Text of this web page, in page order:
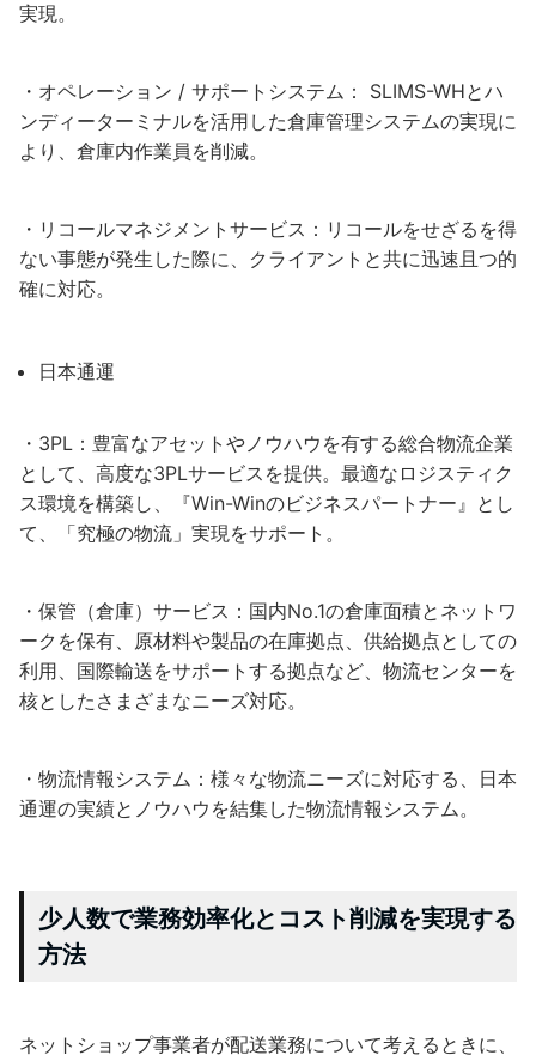
実現。
・オペレーション / サポートシステム： SLIMS-WHとハ
ンディーターミナルを活用した倉庫管理システムの実現に
より、倉庫内作業員を削減。
・リコールマネジメントサービス：リコールをせざるを得
ない事態が発生した際に、クライアントと共に迅速且つ的
確に対応。
日本通運
・3PL：豊富なアセットやノウハウを有する総合物流企業
として、高度な3PLサービスを提供。最適なロジスティク
ス環境を構築し、『Win-Winのビジネスパートナー』とし
て、「究極の物流」実現をサポート。
・保管（倉庫）サービス：国内No.1の倉庫面積とネットワ
ークを保有、原材料や製品の在庫拠点、供給拠点としての
利用、国際輸送をサポートする拠点など、物流センターを
核としたさまざまなニーズ対応。
・物流情報システム：様々な物流ニーズに対応する、日本
通運の実績とノウハウを結集した物流情報システム。
少人数で業務効率化とコスト削減を実現する
方法
ネットショップ事業者が配送業務について考えるときに、